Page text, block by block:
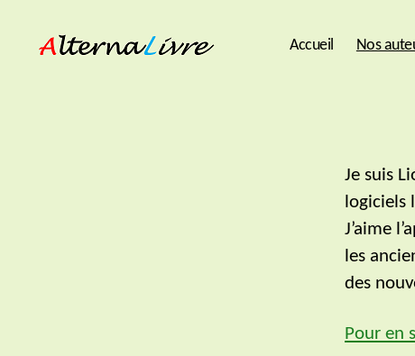
Accueil Nos
Je suis
logiciels
J’aime
les
des
Pour en